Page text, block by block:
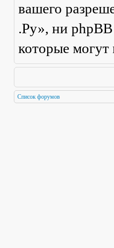
вашего
.Ру», ни phpBB
которые
Список форумов